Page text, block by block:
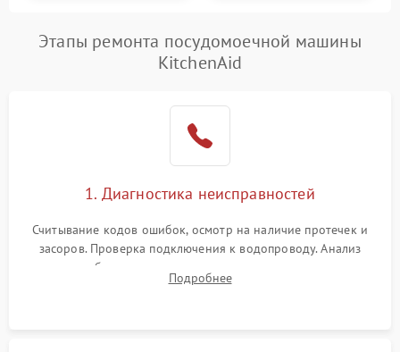
Этапы ремонта посудомоечной машины
KitchenAid
1. Диагностика неисправностей
Считывание кодов ошибок, осмотр на наличие протечек и
засоров. Проверка подключения к водопроводу. Анализ
жалоб на отсутствие слива, нагрева, вращения
разбрызгивателей или срабатывание системы защиты
Подробнее